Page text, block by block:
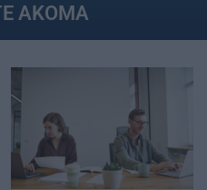
ΑΚΟΜΑ